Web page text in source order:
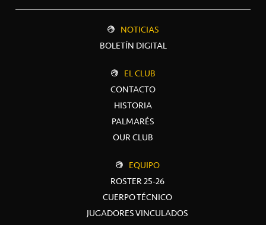
NOTICIAS
BOLETÍN DIGITAL
EL CLUB
CONTACTO
HISTORIA
PALMARÉS
OUR CLUB
EQUIPO
ROSTER 25-26
CUERPO TÉCNICO
JUGADORES VINCULADOS